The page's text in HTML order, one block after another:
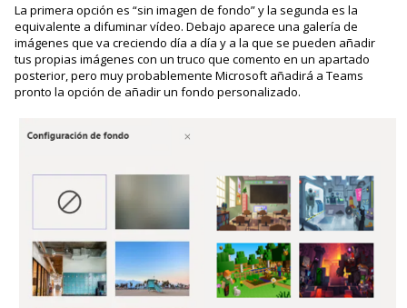
La primera opción es “sin imagen de fondo” y la segunda es la
equivalente a difuminar vídeo. Debajo aparece una galería de
imágenes que va creciendo día a día y a la que se pueden añadir
tus propias imágenes con un truco que comento en un apartado
posterior, pero muy probablemente Microsoft añadirá a Teams
pronto la opción de añadir un fondo personalizado.